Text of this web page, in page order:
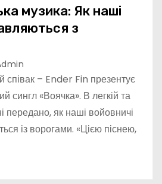
музика: Як наші
з
співак – Ender Fin презентує
сингл «Воячка». В легкій та
передано, як наші войовничі
із ворогами. «Цією піснею,